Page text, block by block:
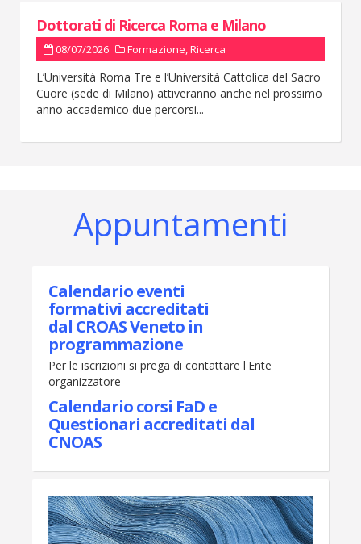
Dottorati di Ricerca Roma e Milano
08/07/2026 Formazione,Ricerca
L’Università Roma Tre e l’Università Cattolica del Sacro
Cuore (sede di Milano) attiveranno anche nel prossimo
anno accademico due percorsi...
Appuntamenti
Calendario eventi
formativi accreditati
dal CROAS Veneto in
programmazione
Per le iscrizioni si prega di contattare l'Ente
organizzatore
Calendario corsi FaD e
Questionari accreditati dal
CNOAS